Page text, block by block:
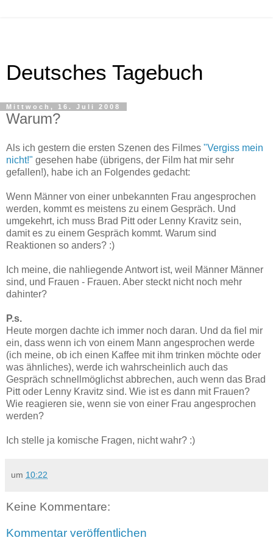
Deutsches Tagebuch
Mittwoch, 16. Juli 2008
Warum?
Als ich gestern die ersten Szenen des Filmes "Vergiss mein
nicht!" gesehen habe (übrigens, der Film hat mir sehr
gefallen!), habe ich an Folgendes gedacht:
Wenn Männer von einer unbekannten Frau angesprochen
werden, kommt es meistens zu einem Gespräch. Und
umgekehrt, ich muss Brad Pitt oder Lenny Kravitz sein,
damit es zu einem Gespräch kommt. Warum sind
Reaktionen so anders? :)
Ich meine, die nahliegende Antwort ist, weil Männer Männer
sind, und Frauen - Frauen. Aber steckt nicht noch mehr
dahinter?
P.s.
Heute morgen dachte ich immer noch daran. Und da fiel mir
ein, dass wenn ich von einem Mann angesprochen werde
(ich meine, ob ich einen Kaffee mit ihm trinken möchte oder
was ähnliches), werde ich wahrscheinlich auch das
Gespräch schnellmöglichst abbrechen, auch wenn das Brad
Pitt oder Lenny Kravitz sind. Wie ist es dann mit Frauen?
Wie reagieren sie, wenn sie von einer Frau angesprochen
werden?
Ich stelle ja komische Fragen, nicht wahr? :)
um 10:22
Keine Kommentare:
Kommentar veröffentlichen